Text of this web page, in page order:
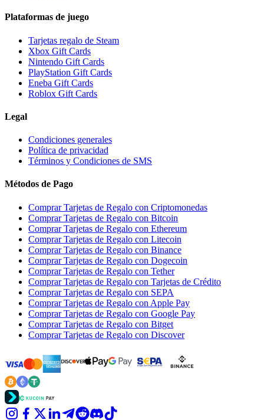
Plataformas de juego
Tarjetas regalo de Steam
Xbox Gift Cards
Nintendo Gift Cards
PlayStation Gift Cards
Eneba Gift Cards
Roblox Gift Cards
Legal
Condiciones generales
Política de privacidad
Términos y Condiciones de SMS
Métodos de Pago
Comprar Tarjetas de Regalo con Criptomonedas
Comprar Tarjetas de Regalo con Bitcoin
Comprar Tarjetas de Regalo con Ethereum
Comprar Tarjetas de Regalo con Litecoin
Comprar Tarjetas de Regalo con Binance
Comprar Tarjetas de Regalo con Dogecoin
Comprar Tarjetas de Regalo con Tether
Comprar Tarjetas de Regalo con Tarjetas de Crédito
Comprar Tarjetas de Regalo con SEPA
Comprar Tarjetas de Regalo con Apple Pay
Comprar Tarjetas de Regalo con Google Pay
Comprar Tarjetas de Regalo con Bitget
Comprar Tarjetas de Regalo con Discover